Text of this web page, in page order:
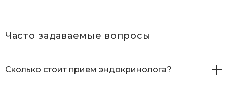
Часто задаваемые вопросы
Сколько стоит прием эндокринолога?